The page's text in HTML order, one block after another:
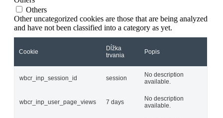
Others
Other uncategorized cookies are those that are being analyzed
and have not been classified into a category as yet.
Cookie
Dĺžka
trvania
Popis
wbcr_inp_session_id session
No description
available.
wbcr_inp_user_page_views 7 days
No description
available.